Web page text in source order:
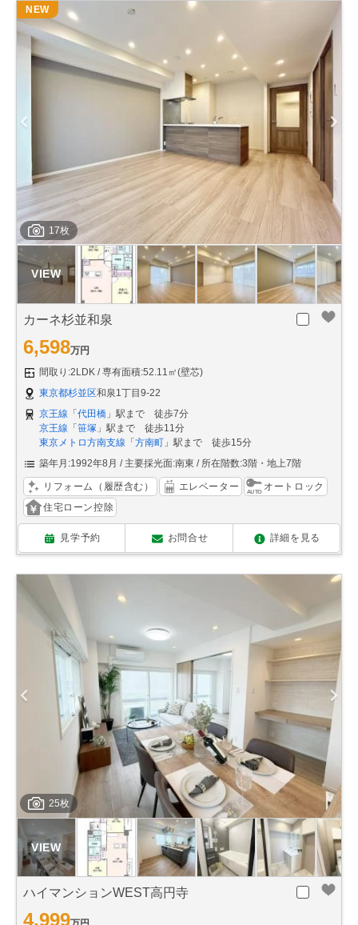
17枚
NEW
カーネ杉並和泉
6,598万円
間取り:2LDK
専有面積:52.11㎡(壁芯)
東京都杉並区和泉1丁目9-22
京王線 「代田橋 」駅まで 徒歩7分
京王線 「笹塚 」駅まで 徒歩11分
東京メトロ方南支線 「方南町 」駅まで 徒歩15分
築年月:1992年8月
主要採光面:南東 所在階数:3階・地上7階
リフォーム（履歴含む） エレベーター
オートロック
住宅ローン控除
見学予約 お問合せ 詳細を見る
25枚
ハイマンションWEST高円寺
4,999